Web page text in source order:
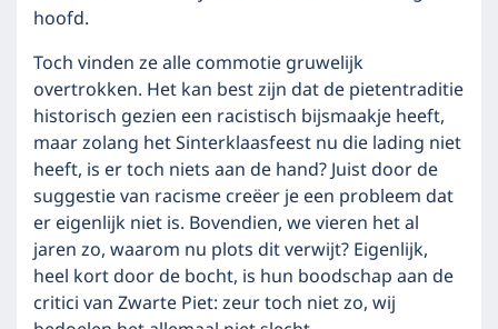
hoofd.
Toch vinden ze alle commotie gruwelijk
overtrokken. Het kan best zijn dat de pietentraditie
historisch gezien een racistisch bijsmaakje heeft,
maar zolang het Sinterklaasfeest nu die lading niet
heeft, is er toch niets aan de hand? Juist door de
suggestie van racisme creëer je een probleem dat
er eigenlijk niet is. Bovendien, we vieren het al
jaren zo, waarom nu plots dit verwijt? Eigenlijk,
heel kort door de bocht, is hun boodschap aan de
critici van Zwarte Piet: zeur toch niet zo, wij